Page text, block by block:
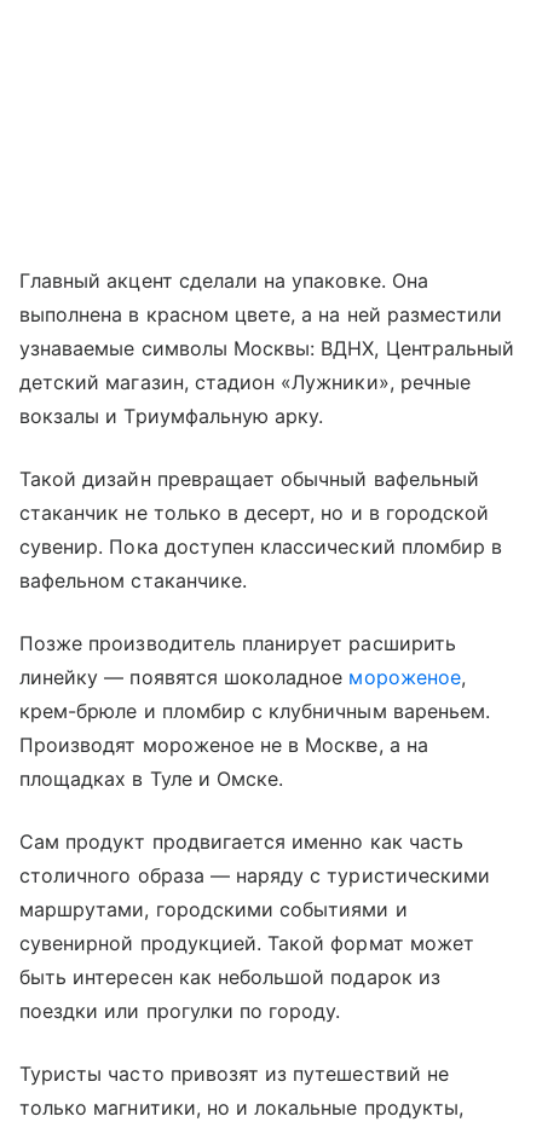
Главный акцент сделали на упаковке. Она
выполнена в красном цвете, а на ней разместили
узнаваемые символы Москвы: ВДНХ, Центральный
детский магазин, стадион «Лужники», речные
вокзалы и Триумфальную арку.
Такой дизайн превращает обычный вафельный
стаканчик не только в десерт, но и в городской
сувенир. Пока доступен классический пломбир в
вафельном стаканчике.
Позже производитель планирует расширить
линейку — появятся шоколадное мороженое,
крем-брюле и пломбир с клубничным вареньем.
Производят мороженое не в Москве, а на
площадках в Туле и Омске.
Сам продукт продвигается именно как часть
столичного образа — наряду с туристическими
маршрутами, городскими событиями и
сувенирной продукцией. Такой формат может
быть интересен как небольшой подарок из
поездки или прогулки по городу.
Туристы часто привозят из путешествий не
только магнитики, но и локальные продукты,